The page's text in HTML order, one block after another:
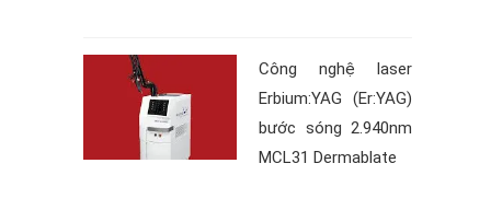
Công nghệ laser
Erbium:YAG (Er:YAG)
bước sóng 2.940nm
MCL31 Dermablate